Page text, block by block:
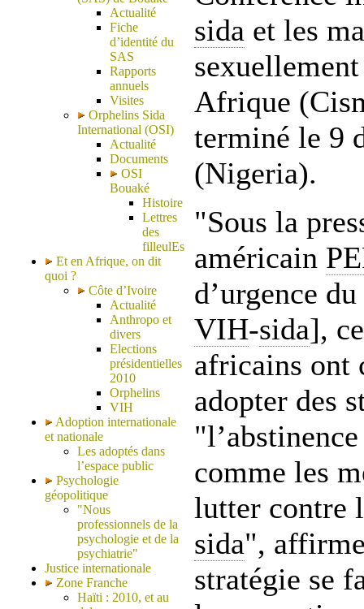
Actualité
Fiche
d’identité du
SAS
Rapports
annuels
Visites
Orphelins Sida
International (OSI)
Actualité
Documents
OSI
Bouaké
Histoire
Lettres
des
filleulEs
Et en Afrique, on dit
quoi ?
Côte d’Ivoire
Actualité
Anthropo et
divers
Elections
présidentielles
2010
Orphelins
VIH
Adoption internationale
et nationale
Les adoptés dans
l’espace public
Psychologie
géopolitique
"Nous
professionnels de la
psychologie et de la
psychiatrie"
Justice internationale
Zone Franche
Haïti : 2010, et au
sida et les
Afrique
terminé le 9
(Nigeria).
"Sous la
américain
d’urgence
VIH-sida],
africains ont
adopter des
comme les
lutter contre
sida",
stratégie se